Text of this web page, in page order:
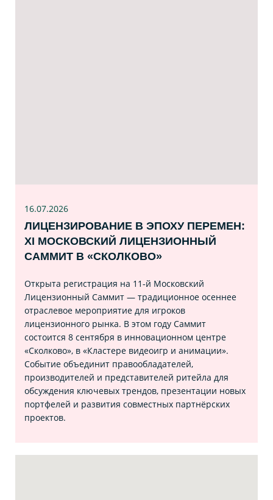
16.07.2026
ЛИЦЕНЗИРОВАНИЕ В ЭПОХУ ПЕРЕМЕН:
XI МОСКОВСКИЙ ЛИЦЕНЗИОННЫЙ
САММИТ В «СКОЛКОВО»
Открыта регистрация на 11‑й Московский
Лицензионный Саммит — традиционное осеннее
отраслевое мероприятие для игроков
лицензионного рынка. В этом году Саммит
состоится 8 сентября в инновационном центре
«Сколково», в «Кластере видеоигр и анимации».
Событие объединит правообладателей,
производителей и представителей ритейла для
обсуждения ключевых трендов, презентации новых
портфелей и развития совместных партнёрских
проектов.